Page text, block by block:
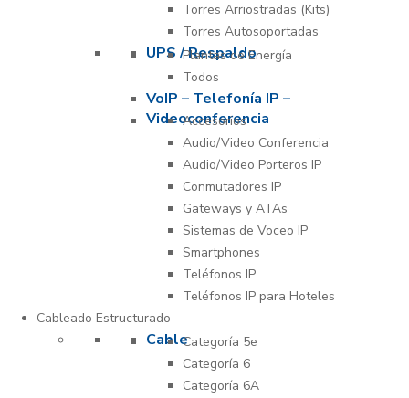
Torres Arriostradas (Kits)
Torres Autosoportadas
UPS / Respaldo
Plantas de Energía
Todos
VoIP – Telefonía IP –
Videoconferencia
Accesorios
Audio/Video Conferencia
Audio/Video Porteros IP
Conmutadores IP
Gateways y ATAs
Sistemas de Voceo IP
Smartphones
Teléfonos IP
Teléfonos IP para Hoteles
Cableado Estructurado
CableCategoría 5e
Categoría 6
Categoría 6A